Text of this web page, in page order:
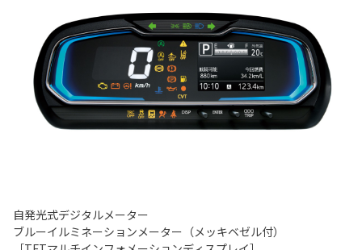
自発光式デジタルメーター
ブルーイルミネーションメーター（メッキベゼル付）